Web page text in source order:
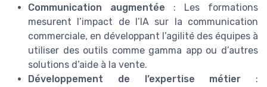
Communication augmentée : Les formations
mesurent l’impact de l’IA sur la communication
commerciale, en développant l’agilité des équipes à
utiliser des outils comme gamma app ou d’autres
solutions d’aide à la vente.
Développement de l’expertise métier :